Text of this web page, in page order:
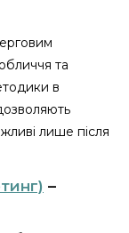
та
в
лише після
–